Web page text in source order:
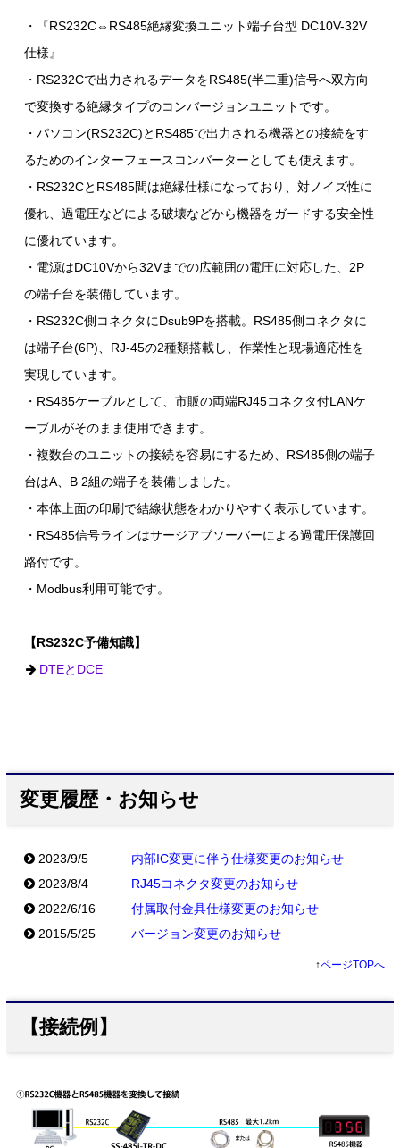
・『RS232C⇔RS485絶縁変換ユニット端子台型 DC10V-32V
仕様』
・RS232Cで出力されるデータをRS485(半二重)信号へ双方向
で変換する絶縁タイプのコンバージョンユニットです。
・パソコン(RS232C)とRS485で出力される機器との接続をす
るためのインターフェースコンバーターとしても使えます。
・RS232CとRS485間は絶縁仕様になっており、対ノイズ性に
優れ、過電圧などによる破壊などから機器をガードする安全性
に優れています。
・電源はDC10Vから32Vまでの広範囲の電圧に対応した、2P
の端子台を装備しています。
・RS232C側コネクタにDsub9Pを搭載。RS485側コネクタに
は端子台(6P)、RJ-45の2種類搭載し、作業性と現場適応性を
実現しています。
・RS485ケーブルとして、市販の両端RJ45コネクタ付LANケ
ーブルがそのまま使用できます。
・複数台のユニットの接続を容易にするため、RS485側の端子
台はA、B 2組の端子を装備しました。
・本体上面の印刷で結線状態をわかりやすく表示しています。
・RS485信号ラインはサージアブソーバーによる過電圧保護回
路付です。
・Modbus利用可能です。
【RS232C予備知識】
DTEとDCE
変更履歴・お知らせ
2023/9/5
内部IC変更に伴う仕様変更のお知らせ
2023/8/4
RJ45コネクタ変更のお知らせ
2022/6/16
付属取付金具仕様変更のお知らせ
2015/5/25
バージョン変更のお知らせ
↑ページTOPへ
【接続例】